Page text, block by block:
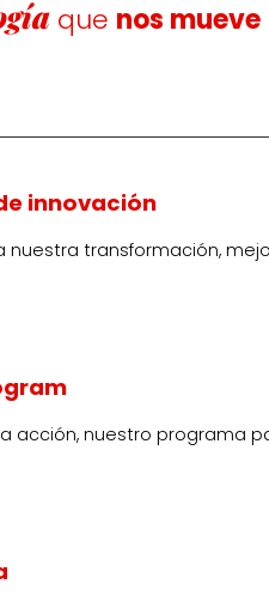
que nos mueve
innovación
nuestra transformación,
acción, nuestro programa